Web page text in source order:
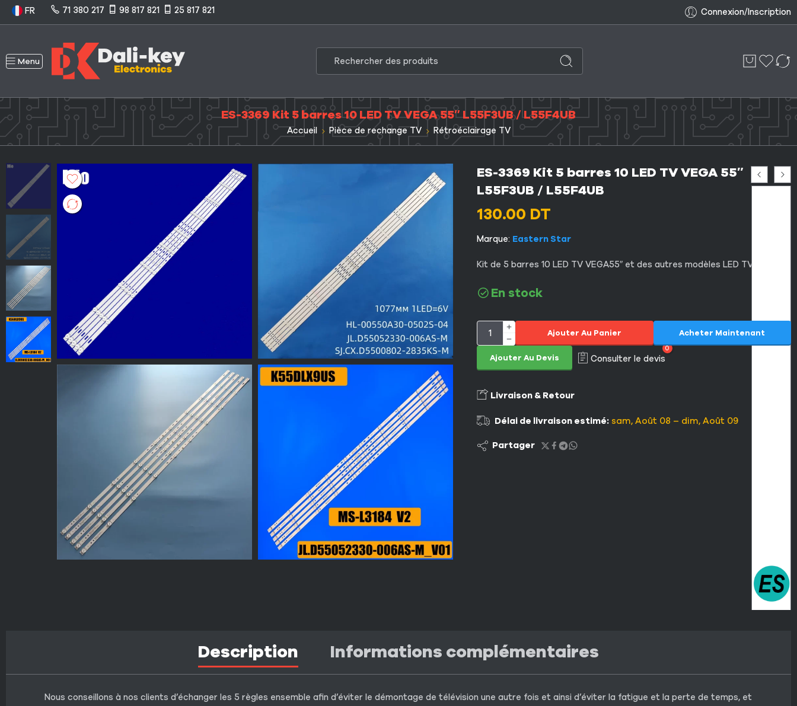
FR 71 380 217 98 817 821 25 817 821 Connexion/Inscription
Menu
ES-3369 Kit 5 barres 10 LED TV VEGA 55″ L55F3UB / L55F4UB
Accueil Pièce de rechange TV Rétroéclairage TV
ES-3369 Kit 5 barres 10 LED TV VEGA 55″
L55F3UB / L55F4UB
130.00 DT
Marque: Eastern Star
Kit de 5 barres 10 LED TV VEGA55″ et des autres modèles LED TV chinoise.
En stock
Ajouter Au Panier
Ajouter Au Devis Consulter le devis
0
Acheter Maintenant
Livraison & Retour
Délai de livraison estimé: sam, Août 08 – dim, Août 09
Partager
Description Informations complémentaires
Nous conseillons à nos clients d’échanger les 5 règles ensemble afin d’éviter le démontage de télévision une autre fois et ainsi d’éviter la fatigue et la perte de temps, et